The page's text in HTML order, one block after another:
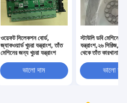
ওয়েফট সিলেকশন বোর্ড,
জ্যাকওয়ার্ড খুচরা যন্ত্রাংশ, তাঁত
মেশিনের জন্য খুচরা যন্ত্রাংশ
ভালো দাম
স্টাউলি ডবি মেশিনের
যন্ত্রাংশ,২৬
থেকে তাঁত কারখানার
ভালো দাম